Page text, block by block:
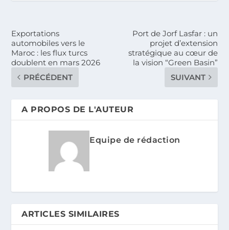
Exportations
automobiles vers le
Maroc : les flux turcs
doublent en mars 2026
PRÉCÉDENT
Port de Jorf Lasfar : un
projet d’extension
stratégique au cœur de
la vision “Green Basin”
SUIVANT
A PROPOS DE L'AUTEUR
Equipe de rédaction
ARTICLES SIMILAIRES